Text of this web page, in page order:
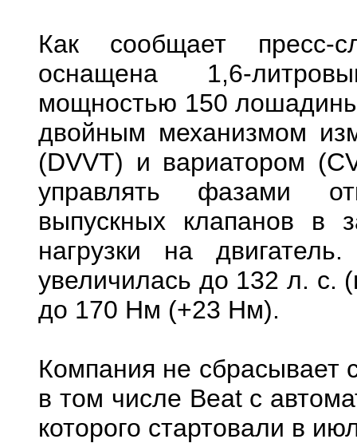
Как сообщает пресс-
оснащена 1,6-
мощностью 150
двойным механизмом
(DVVT) и вариатором
управлять фазами
выпускных клапанов в
нагрузки на
увеличилась до 132 л. с.
до 170 Нм (+23 Нм).
Компания не сбрасывает
в том числе Beat с
которого стартовали в